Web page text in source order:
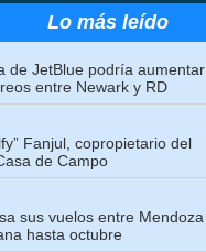
Lo más leído
de JetBlue podría aumentar
entre Newark y RD
Fanjul, copropietario del
de Campo
sus vuelos entre Mendoza
hasta octubre